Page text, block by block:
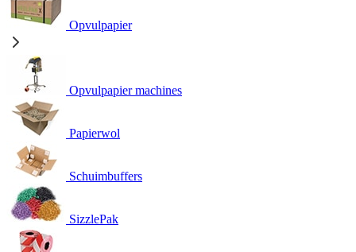
Opvulpapier
Opvulpapier machines
Papierwol
Schuimbuffers
SizzlePak